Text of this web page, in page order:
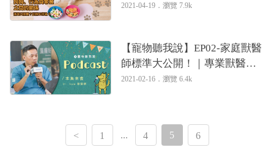
2021-04-19．瀏覽 7.9k
【寵物聽我說】EP02-家庭獸醫
師標準大公開！｜專業獸醫—
姚勝隆
2021-02-16．瀏覽 6.4k
< 1 ... 4 5 6